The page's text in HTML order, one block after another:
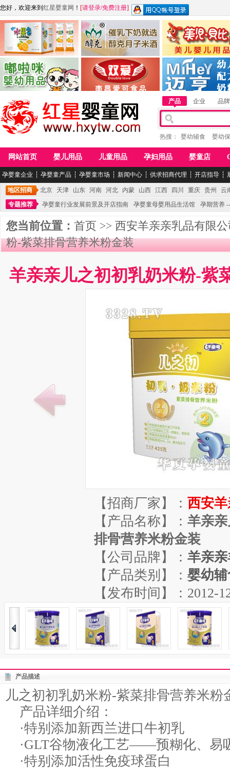
您好，欢迎来到 红星婴童网 ！ [请登录/免费注册]
江西麦嘟嘟食品有限公司
青岛嘟啦咪婴幼儿用品公司
江西醇之客月子米酒 惠州市美儿婴儿用品
湖南迈亨母婴用品有限
产品 企业 品牌
热搜： 婴幼辅食 婴幼
网站首页 婴儿用品 儿童用品 孕妇用品 婴童店
孕婴童企业 ┆ 孕婴童产品 ┆ 孕婴童市场 ┆ 新闻中心 ┆ 供求招商代理 ┆ 开店指导 ┆
地区招商 北京 天津 山东 河南 河北 内蒙 山西 江西 四川 重庆 贵州
云
专题推荐
孕婴童行业发展前景及开店指南 孕婴童母婴用品生活馆 孕期营养
您当前位置： 首页 >> 西安羊亲亲乳品有限
粉-紫菜排骨营养米粉金装
羊亲亲儿之初初乳奶米粉-紫
【招商厂家】： 西安
【产品名称】： 羊亲
排骨营养米粉金装
【公司品牌】： 羊亲
【产品类别】： 婴幼
【发布时间】：2012-
产品描述
儿之初初乳奶米粉-紫菜排骨营养米粉
产品详细介绍：
·特别添加新西兰进口牛初乳
·GLT谷物液化工艺——预糊化、易
·特别添加活性免疫球蛋白